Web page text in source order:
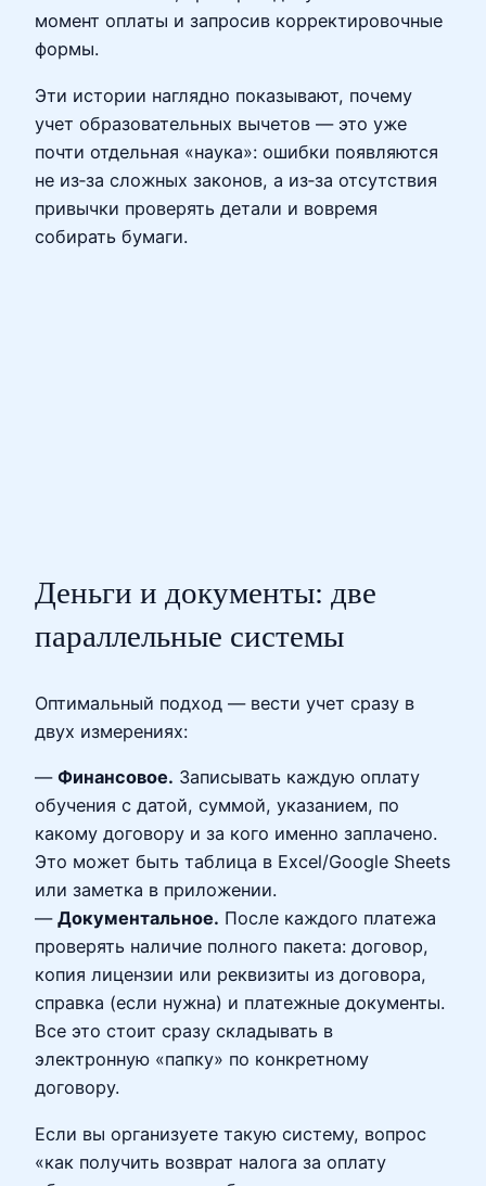
момент оплаты и запросив корректировочные
формы.
Эти истории наглядно показывают, почему
учет образовательных вычетов — это уже
почти отдельная «наука»: ошибки появляются
не из‑за сложных законов, а из‑за отсутствия
привычки проверять детали и вовремя
собирать бумаги.
Деньги и документы: две
параллельные системы
Оптимальный подход — вести учет сразу в
двух измерениях:
— Финансовое. Записывать каждую оплату
обучения с датой, суммой, указанием, по
какому договору и за кого именно заплачено.
Это может быть таблица в Excel/Google Sheets
или заметка в приложении.
— Документальное. После каждого платежа
проверять наличие полного пакета: договор,
копия лицензии или реквизиты из договора,
справка (если нужна) и платежные документы.
Все это стоит сразу складывать в
электронную «папку» по конкретному
договору.
Если вы организуете такую систему, вопрос
«как получить возврат налога за оплату